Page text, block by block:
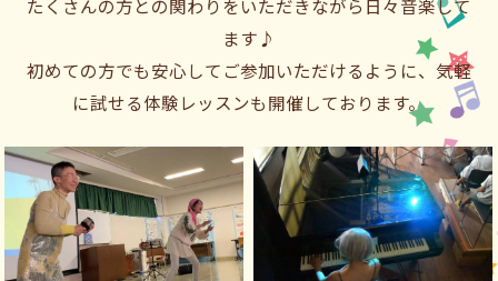
たくさんの方との関わりをいただきながら日々音楽して
ます♪
初めての方でも安心してご参加いただけるように、気軽
に試せる体験レッスンも開催しております。